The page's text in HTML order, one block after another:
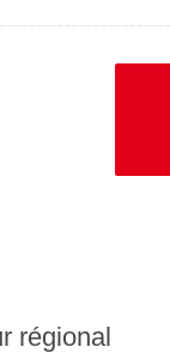
régional